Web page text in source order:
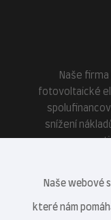
Naše
fotovoltaické
snížení
Naše webové
které nám